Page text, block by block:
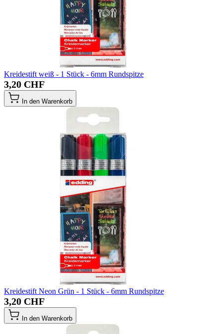
Kreidestift weiß - 1 Stück - 6mm Rundspitze
3,20 CHF
In den Warenkorb
Kreidestift Neon Grün - 1 Stück - 6mm Rundspitze
3,20 CHF
In den Warenkorb